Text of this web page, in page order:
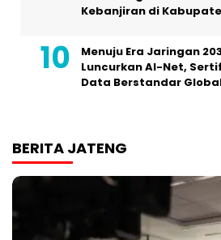
Kebanjiran di
Menuju Era Jaringan
Luncurkan AI-Net,
Data Berstandar
BERITA JATENG